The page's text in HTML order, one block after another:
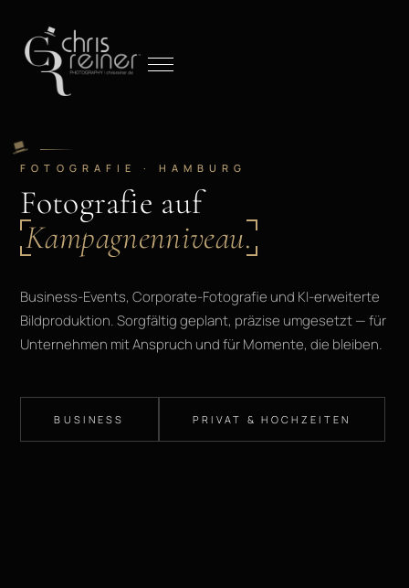
FOTOGRAFIE · HAMBURG
Fotografie auf
Kampagnenniveau.
Business-Events, Corporate-Fotografie und KI-erweiterte
Bildproduktion. Sorgfältig geplant, präzise umgesetzt — für
Unternehmen mit Anspruch und für Momente, die bleiben.
BUSINESS PRIVAT & HOCHZEITEN